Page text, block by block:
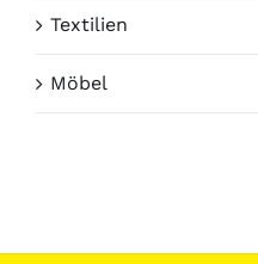
Textilien
Möbel